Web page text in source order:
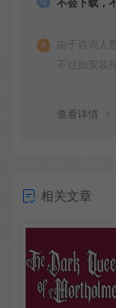
由于咨询人
不过如安装
查看详情
相关文章